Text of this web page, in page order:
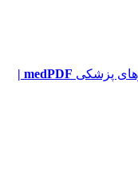
medPDF |